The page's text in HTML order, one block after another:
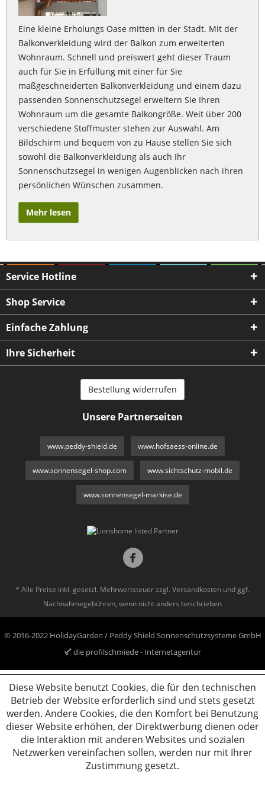
Eine kleine Erholungs Oase mitten in der Stadt. Mit der
Balkonverkleidung wird der Balkon zum erweiterten
Wohnraum. Schnell und preiswert geht dieser Traum
auch für Sie in Erfüllung mit einer für Sie
maßgeschneiderten Balkonverkleidung und einem dazu
passenden Sonnenschutzsegel erweitern Sie Ihren
Wohnraum um die gesamte Balkongröße. Weit über 200
verschiedene Stoffmuster stehen zur Auswahl. Am
Bildschirm und bequem von zu Hause stellen Sie sich
sowohl die Balkonverkleidung als auch Ihr
Sonnenschutzsegel in wenigen Augenblicken nach ihren
persönlichen Wünschen zusammen.
Mehr lesen
Service Hotline
Shop Service
Einfache Zahlung
Ihre Sicherheit
Bestellung widerrufen
Unsere Partnerseiten
www.peddy-shield.de www.hofsaess-online.de
www.sonnensegel-shop.com www.sichtschutz-mobil.de
www.sonnensegel-markise.de
* Alle Preise inkl. gesetzl. Mehrwertsteuer zzgl. Versandkosten und ggf.
Nachnahmegebühren, wenn nicht anders beschrieben
© 2016-2022 HolidayGarden / Peddy Shield Sonnenschutzsysteme GmbH
die profilschmiede - Internetagentur
Diese Website benutzt Cookies, die für den technischen
Betrieb der Website erforderlich sind und stets gesetzt
werden. Andere Cookies, die den Komfort bei Benutzung
dieser Website erhöhen, der Direktwerbung dienen oder
die Interaktion mit anderen Websites und sozialen
Netzwerken vereinfachen sollen, werden nur mit Ihrer
Zustimmung gesetzt.